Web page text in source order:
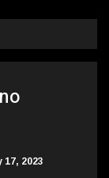
17, 2023